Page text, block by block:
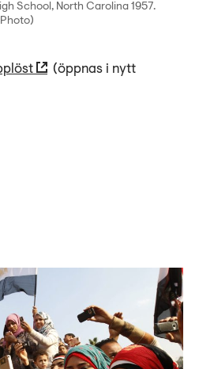
School, North Carolina 1957.
(öppnas i nytt